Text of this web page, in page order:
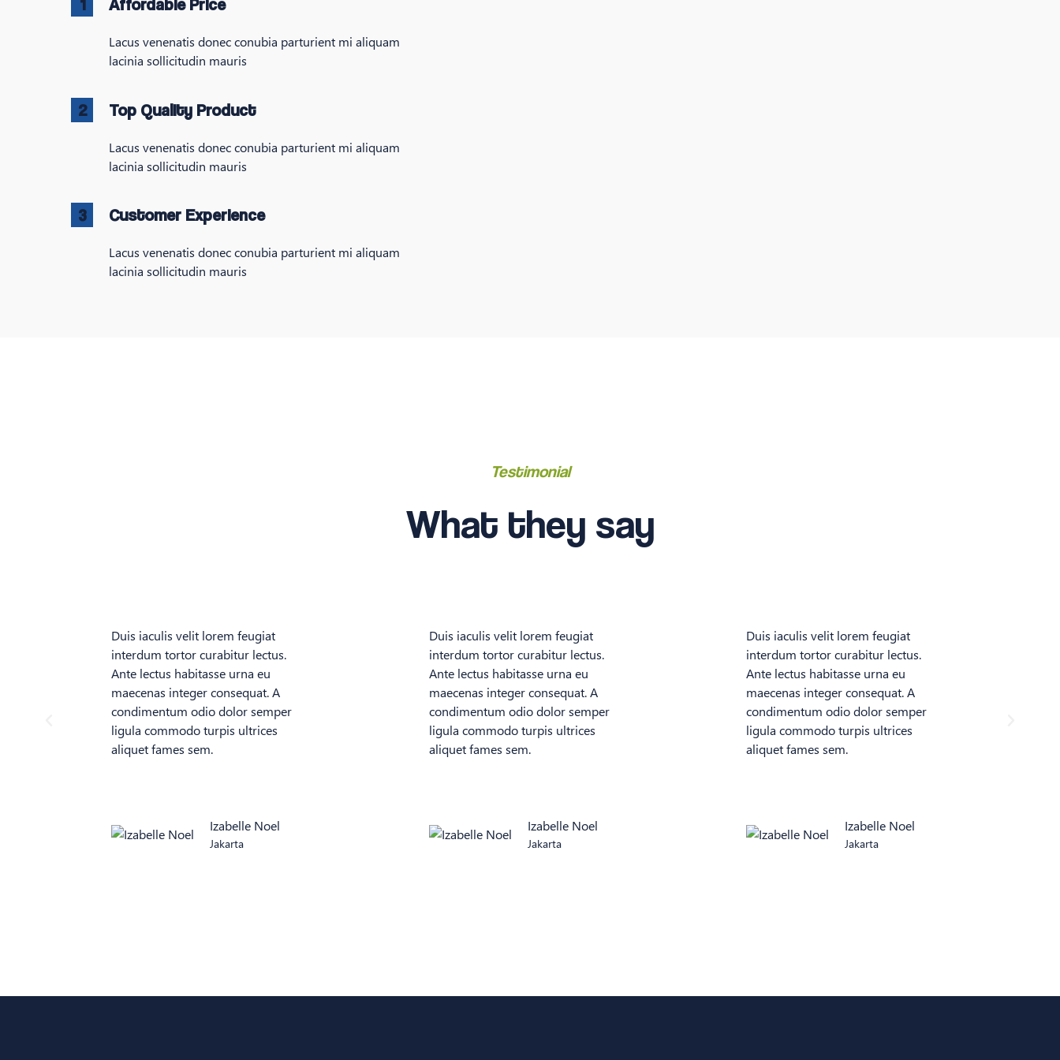
1 Affordable Price
Lacus venenatis donec conubia parturient mi aliquam
lacinia sollicitudin mauris
2 Top Quality Product
Lacus venenatis donec conubia parturient mi aliquam
lacinia sollicitudin mauris
3 Customer Experience
Lacus venenatis donec conubia parturient mi aliquam
lacinia sollicitudin mauris
Testimonial
What they say
Duis iaculis velit lorem feugiat
interdum tortor curabitur lectus.
Ante lectus habitasse urna eu
maecenas integer consequat. A
condimentum odio dolor semper
ligula commodo turpis ultrices
aliquet fames sem.
Izabelle Noel
Jakarta
Duis iaculis velit lorem feugiat
interdum tortor curabitur lectus.
Ante lectus habitasse urna eu
maecenas integer consequat. A
condimentum odio dolor semper
ligula commodo turpis ultrices
aliquet fames sem.
Izabelle Noel
Jakarta
Duis iaculis velit lorem feugiat
interdum tortor curabitur lectus.
Ante lectus habitasse urna eu
maecenas integer consequat. A
condimentum odio dolor semper
ligula commodo turpis ultrices
aliquet fames sem.
Izabelle Noel
Jakarta